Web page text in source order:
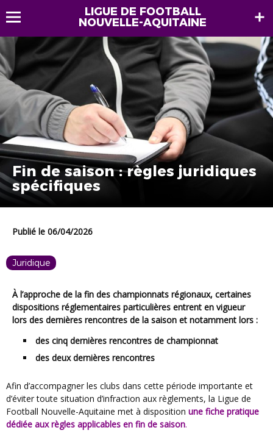
LIGUE DE FOOTBALL
NOUVELLE-AQUITAINE
Fin de saison : règles juridiques
spécifiques
Publié le 06/04/2026
Juridique
À l’approche de la fin des championnats régionaux, certaines
dispositions réglementaires particulières entrent en vigueur
lors des dernières rencontres de la saison et notamment lors :
des cinq dernières rencontres de championnat
des deux dernières rencontres
Afin d’accompagner les clubs dans cette période importante et
d’éviter toute situation d’infraction aux règlements, la Ligue de
Football Nouvelle-Aquitaine met à disposition une fiche pratique
dédiée aux règles applicables en fin de saison.